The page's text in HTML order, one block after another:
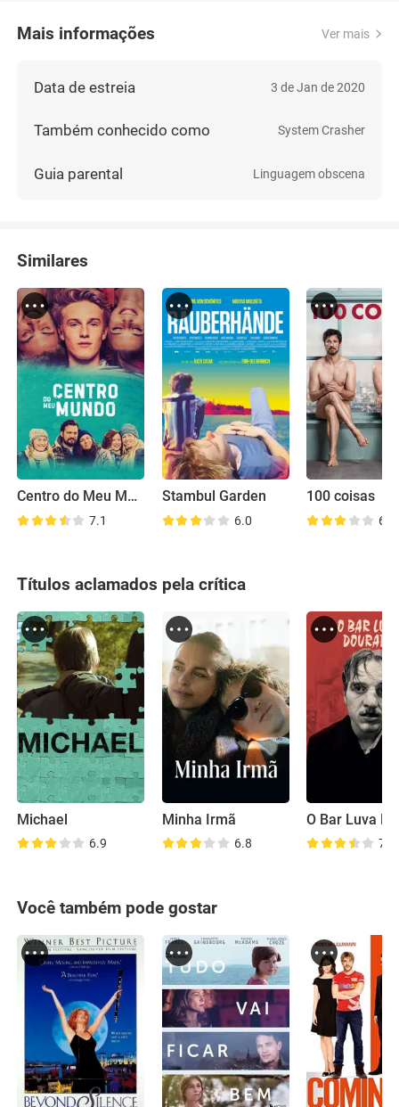
Mais informações Ver mais
Data de estreia 3 de Jan de 2020
Também conhecido como System Crasher
Guia parental Linguagem obscena
Similares
Centro do Meu Mundo
7.1
Stambul Garden
6.0
100 coisas
6.3
Títulos aclamados pela crítica
Michael
6.9
Minha Irmã
6.8 7.0
Você também pode gostar